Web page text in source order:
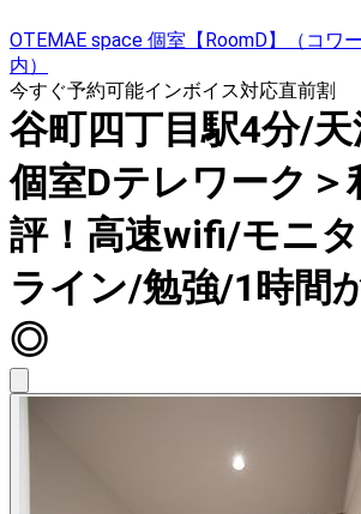
OTEMAE space 個室【RoomD】（コワ
内）
今すぐ予約可能インボイス対応直前割
谷町四丁目駅4分/天
個室Dテレワーク＞
評！高速wifi/モニ
ライン/勉強/1時間
◎